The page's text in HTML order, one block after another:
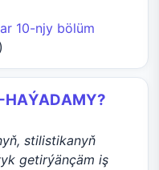
10-njy bölüm
HАÝADАMY?
stilistikanyň
getirýänçäm iş